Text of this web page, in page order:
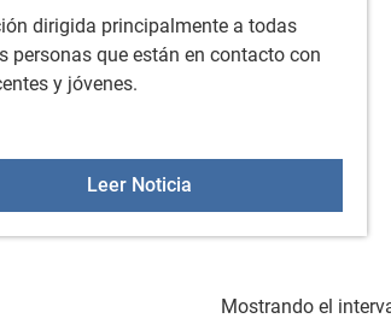
dirigida principalmente a todas
personas que están en contacto con
y jóvenes.
Leer NoticiaCurso de Formación
Mostrando el